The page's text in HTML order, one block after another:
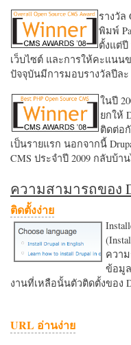
รางวัล
พิมพ์
ตั้งแต่
เว็บไซต์ และการให้คะแน
ปัจจุบันมีการมอบรางวัลปีละ
ในปี
ยกให้
ติดต่อ
เป็นรายแรก นอกจากนี้
CMS ประจำปี 2009 กลับบ้า
ความสามารถของ
ติดตั้งง่าย
ควา
ข้อมู
งานที่เหลือนั้นตัวติดตั้งของ
URL อ่านง่าย